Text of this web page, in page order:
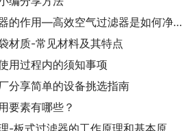
净化高效空气过滤器的作用—高效空气过滤器是如何净化空气的？
材质-常见材料及其特点
用过程内的须知事项
分享简单的设备挑选指南
要素有哪些？